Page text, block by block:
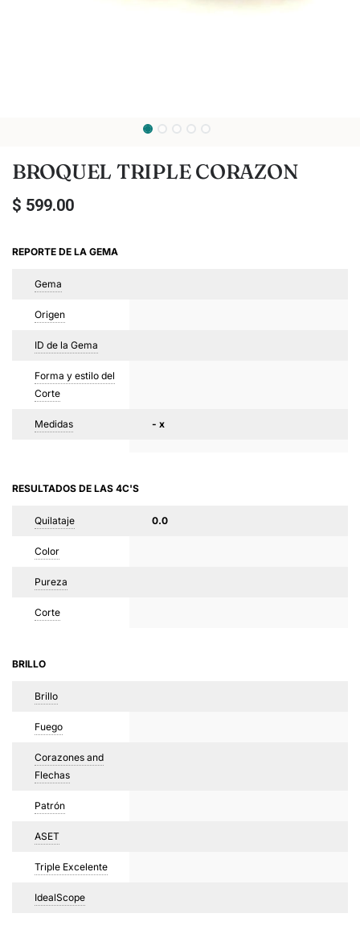
BROQUEL TRIPLE CORAZON
$ 599.00
REPORTE DE LA GEMA
Gema
Origen
ID de la Gema
Forma y estilo del
Corte
Medidas - x
RESULTADOS DE LAS 4C'S
Quilataje 0.0
Color
Pureza
Corte
BRILLO
Brillo
Fuego
Corazones and
Flechas
Patrón
ASET
Triple Excelente
IdealScope